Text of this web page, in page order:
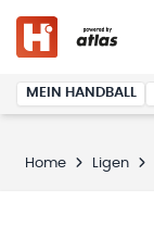
MEIN HANDBALL
Home Ligen